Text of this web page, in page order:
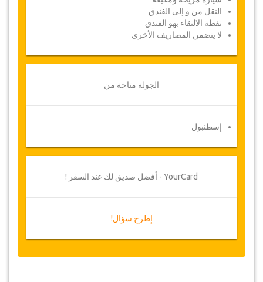
بمجرد أن يتم الدفع الخاص بك، سيتم توجيهك إلى
تفاصيل الخدمة لإدخال معلومات الحجز الخاصة بك
وسوف تتلقى قسيمة الخدمة تلقائيا.
النقل من و إلى الفندق
نقطة الالتقاء بهو الفندق
لا يتضمن المصاريف الأخرى
الجولة متاحة من
إسطنبول
YourCard - أفضل صديق لك عند السفر !
إطرح سؤال!